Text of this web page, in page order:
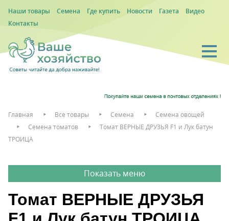
Наши товары Семена Где купить Новости Газета
Видео
Контакты
Главная Все товары Семена
Семена овощей
Семена томатов
Томат ВЕРНЫЕ ДРУЗЬЯ F1 и Лук батун
ТРОИЦА
Томат ВЕРНЫЕ ДРУЗЬЯ